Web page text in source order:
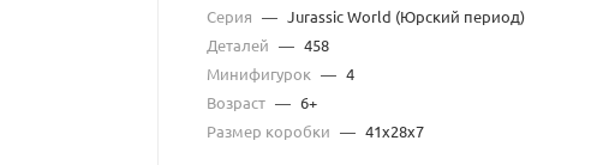
Серия — Jurassic World (Юрский период)
Деталей — 458
Минифигурок — 4
Возраст — 6+
Размер коробки — 41х28х7